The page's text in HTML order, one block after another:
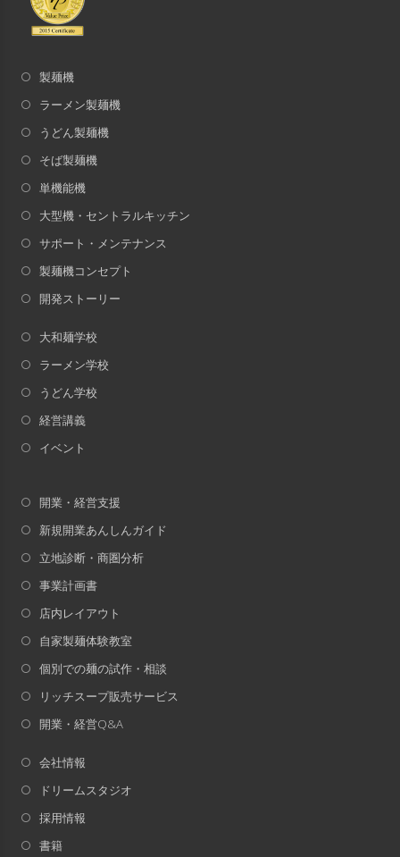
製麺機
ラーメン製麺機
うどん製麺機
そば製麺機
単機能機
大型機・セントラルキッチン
サポート・メンテナンス
製麺機コンセプト
開発ストーリー
大和麺学校
ラーメン学校
うどん学校
経営講義
イベント
開業・経営支援
新規開業あんしんガイド
立地診断・商圏分析
事業計画書
店内レイアウト
自家製麺体験教室
個別での麺の試作・相談
リッチスープ販売サービス
開業・経営Q&A
会社情報
ドリームスタジオ
採用情報
書籍